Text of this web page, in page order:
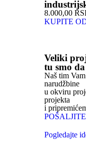
8.000,00
KUPITE
Veliki
tu smo
Naš tim
narudžbine
u okviru
projekta
i
Pogledajte